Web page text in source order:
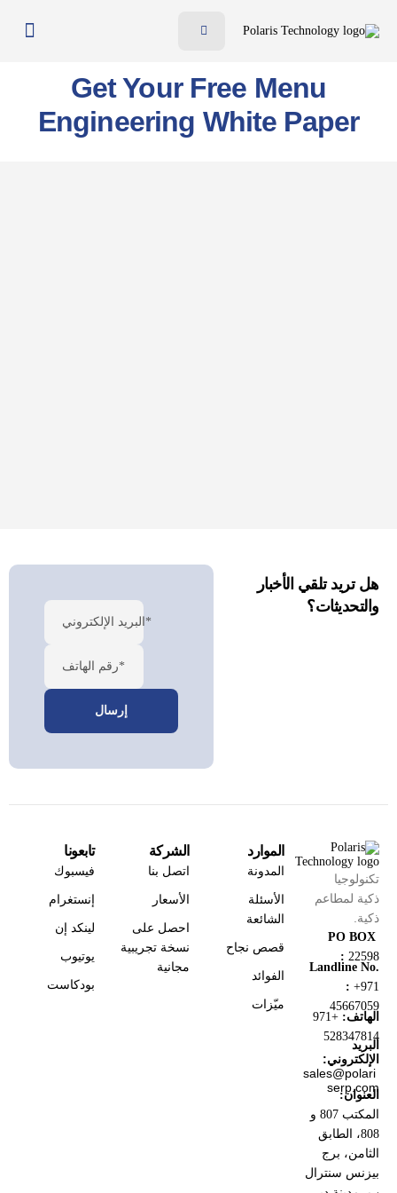
الأسعار
Get Your Free Menu
Engineering White Paper
هل تريد تلقي الأخبار
والتحديثات؟
البريد الإلكتروني*
رقم الهاتف*
تكنولوجيا
ذكية لمطاعم
ذكية.
PO BOX
: 22598
Landline No.
: +971
45667059
الهاتف:
+971
528347814
البريد
الإلكتروني:
sales@polari
serp.com
العنوان:
المكتب 807 و
808، الطابق
الثامن، برج
بيزنس سنترال
الموارد
المدونة
الأسئلة
الشائعة
قصص نجاح
الفوائد
ميّزات
الشركة
اتصل بنا
الأسعار
احصل على
نسخة تجريبية
مجانية
تابعونا
فيسبوك
إنستغرام
لينكد إن
يوتيوب
بودكاست